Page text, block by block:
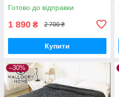
Готово до відправки
1 890 ₴ 2 700 ₴
Купити
–30%